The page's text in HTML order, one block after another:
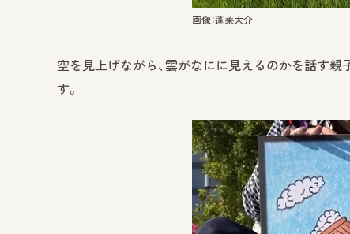
画像：蓬莱大介
空を見上げながら、雲がなにに見えるのかを話す
す。